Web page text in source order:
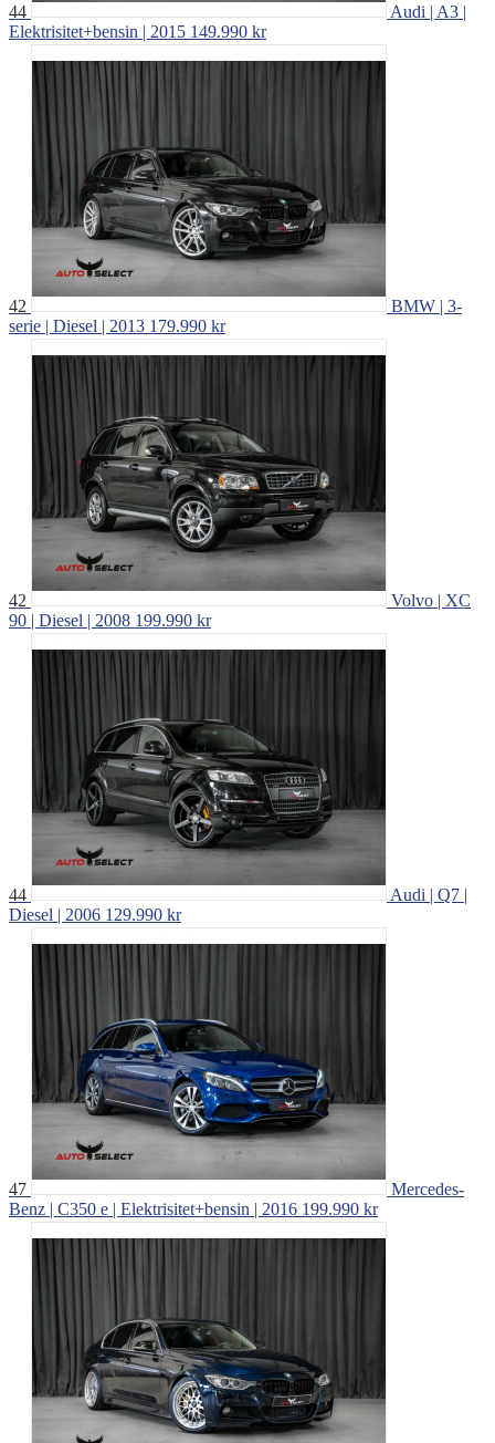
44
Audi | A3 |
Elektrisitet+bensin | 2015 149.990 kr
42
BMW | 3-
serie | Diesel | 2013 179.990 kr
42
Volvo | XC
90 | Diesel | 2008 199.990 kr
44
Audi | Q7 |
Diesel | 2006 129.990 kr
47
Mercedes-
Benz | C350 e | Elektrisitet+bensin | 2016 199.990 kr